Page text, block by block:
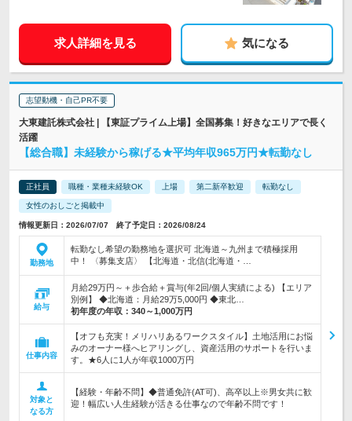
求人詳細を見る 気になる
志望動機・自己PR不要
大東建託株式会社 | 【東証プライム上場】全国募集！好きなエリアで長く
活躍
【総合職】未経験から稼げる★平均年収965万円★転勤なし
正社員 職種・業種未経験OK 上場 第二新卒歓迎 転勤なし
女性のおしごと掲載中
情報更新日：2026/07/07 終了予定日：2026/08/24
勤務地
転勤なし希望の勤務地を選択可 北海道～九州まで積極採用
中！ 〈募集支店〉 【北海道・北信(北海道・…
給与
月給29万円～＋歩合給＋賞与(年2回/個人実績による) 【エリア
別例】 ◆北海道：月給29万5,000円 ◆東北…
初年度の年収： 340～1,000万円
仕事内容
【オフも充実！メリハリあるワークスタイル】土地活用にお悩
みのオーナー様へヒアリングし、資産活用のサポートを行いま
す。★6人に1人が年収1000万円
対象と
なる方
【経験・年齢不問】◆普通免許(AT可)、高卒以上※男女共に歓
迎！幅広い人生経験が活きる仕事なので年齢不問です！